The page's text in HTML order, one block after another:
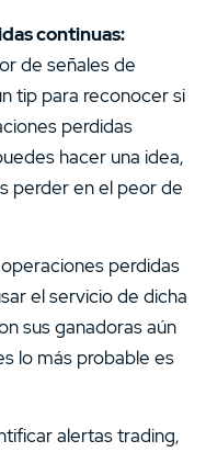
continuas:
de señales de
tip para reconocer si
perdidas
hacer una idea,
perder en el peor de
perdidas
el servicio de dicha
sus ganadoras aún
lo más probable es
alertas trading,